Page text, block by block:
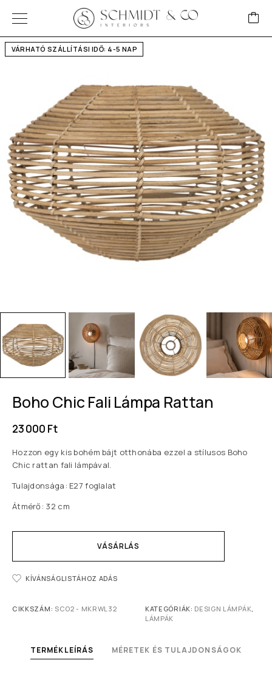
VÁRHATÓ SZÁLLÍTÁSI IDŐ: 4-5 NAP
Boho Chic Fali Lámpa Rattan
23 000 Ft
Hozzon egy kis bohém bájt otthonába ezzel a stílusos Boho
Chic rattan fali lámpával.
Tulajdonsága: E27 foglalat
Átmérő: 32 cm
VÁSÁRLÁS
KÍVÁNSÁGLISTÁHOZ ADÁS
CIKKSZÁM: SCO2 - MKRWL32 KATEGÓRIÁK: DESIGN LÁMPÁK,
LÁMPÁK
TERMÉKLEÍRÁS MÉRETEK ÉS TULAJDONSÁGOK